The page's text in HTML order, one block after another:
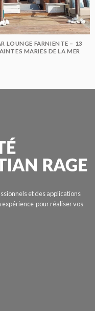
LOUNGE FARNIENTE – 13
MARIES DE LA MER
et des applications
expérience pour réaliser vos